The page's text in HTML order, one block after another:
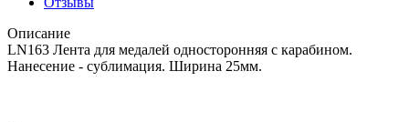
Описание
LN163 Лента для медалей односторонняя с карабином.
Нанесение - сублимация. Ширина 25мм.